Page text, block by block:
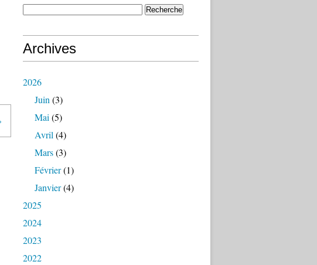
Archives
2026
Juin (3)
Mai (5)
Avril (4)
Mars(3)
Février(1)
Janvier(4)
2025
2024
2023
2022